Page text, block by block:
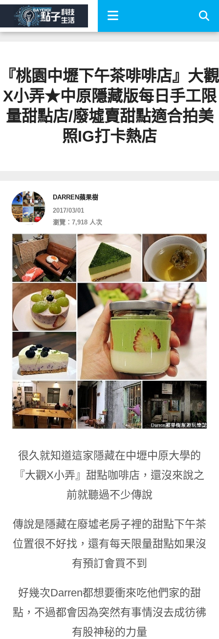
『桃園中壢下午茶啡啡店』大觀
X小弄★中原隱藏版每日手工限
量甜點店/廢墟賣甜點適合拍美
照IG打卡熱店
DARREN蘋果樹
2017/03/01
瀏覽：7,918 人次
很久就知道這家隱藏在中壢中原大學的
『大觀X小弄』甜點咖啡店 ，還沒來說之
前就聽過不少傳說
傳說是隱藏在廢墟老房子裡的甜點下午茶
位置很不好找， 還有每天限量甜點如果沒
有預訂會買不到
好幾次Darren都想要衝來吃他們家的甜
點， 不過都會因為突然有事情沒去成彷彿
有股神秘的力量